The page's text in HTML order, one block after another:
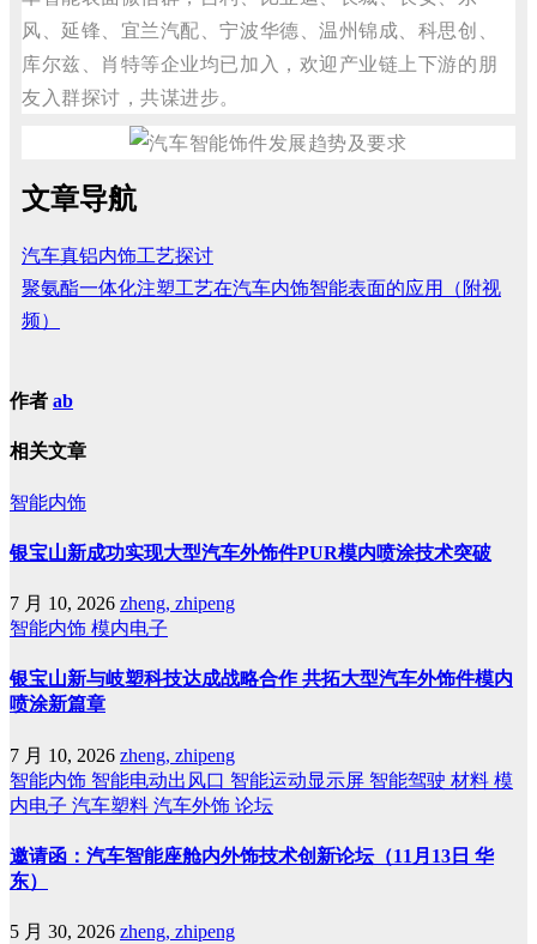
风、延锋、宜兰汽配、宁波华德、温州锦成、科思创、
库尔兹、肖特等企业均已加入，欢迎产业链上下游的朋
友入群探讨，共谋进步。
文章导航
汽车真铝内饰工艺探讨
聚氨酯一体化注塑工艺在汽车内饰智能表面的应用（附视
频）
作者 ab
相关文章
智能内饰
银宝山新成功实现大型汽车外饰件PUR模内喷涂技术突破
7 月 10, 2026 zheng, zhipeng
智能内饰 模内电子
银宝山新与岐塑科技达成战略合作 共拓大型汽车外饰件模内
喷涂新篇章
7 月 10, 2026 zheng, zhipeng
智能内饰 智能电动出风口 智能运动显示屏 智能驾驶 材料 模
内电子 汽车塑料 汽车外饰 论坛
邀请函：汽车智能座舱内外饰技术创新论坛（11月13日 华
东）
5 月 30, 2026 zheng, zhipeng